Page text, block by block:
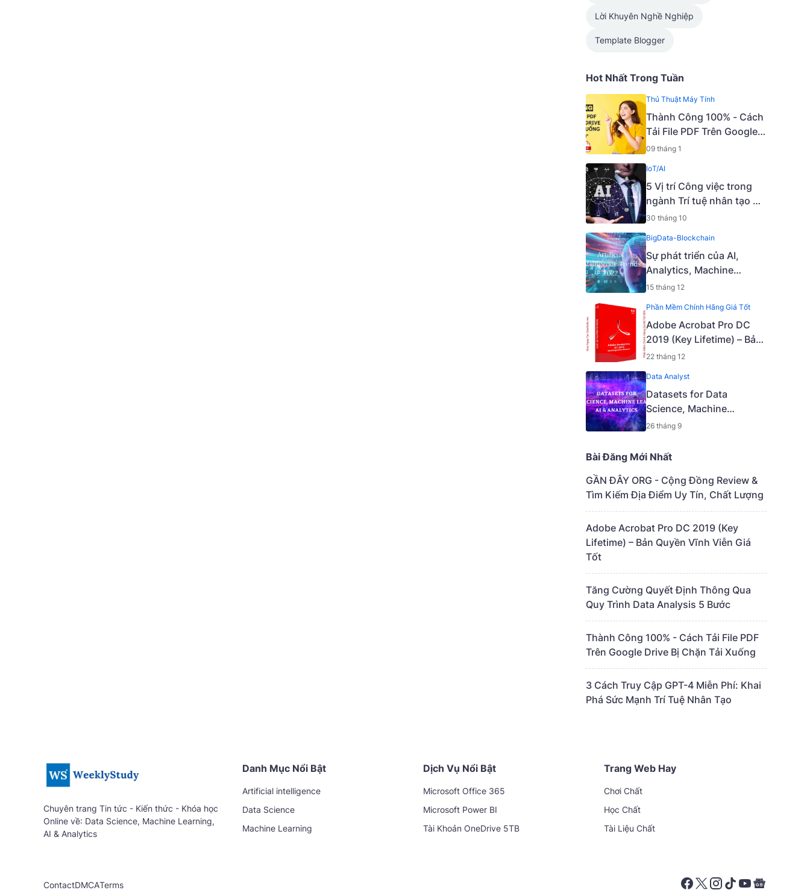
Lời Khuyên Nghề Nghiệp
Template Blogger
Hot Nhất Trong Tuần
Thủ Thuật Máy Tính
Thành Công 100% - Cách
Tải File PDF Trên Google
Drive Bị Chặn Tải Xuống
09 tháng 1
IoT/AI
5 Vị trí Công việc trong
ngành Trí tuệ nhân tạo AI
phổ biến nhất hiện nay.
30 tháng 10
BigData-Blockchain
Sự phát triển của AI,
Analytics, Machine
Learning, Data Science,
và các xu hướng chính
năm 2022
15 tháng 12
Phần Mềm Chính Hãng Giá Tốt
Adobe Acrobat Pro DC
2019 (Key Lifetime) – Bản
Quyền Vĩnh Viễn Giá Tốt
22 tháng 12
Data Analyst
Datasets for Data
Science, Machine
Learning, AI & Analytics
26 tháng 9
Bài Đăng Mới Nhất
GẦN ĐÂY ORG - Cộng Đồng Review &
Tìm Kiếm Địa Điểm Uy Tín, Chất Lượng
Adobe Acrobat Pro DC 2019 (Key
Lifetime) – Bản Quyền Vĩnh Viễn Giá
Tốt
Tăng Cường Quyết Định Thông Qua
Quy Trình Data Analysis 5 Bước
Thành Công 100% - Cách Tải File PDF
Trên Google Drive Bị Chặn Tải Xuống
3 Cách Truy Cập GPT-4 Miễn Phí: Khai
Phá Sức Mạnh Trí Tuệ Nhân Tạo
Chuyên trang Tin tức - Kiến thức - Khóa học
Online về: Data Science, Machine Learning,
AI & Analytics
Danh Mục Nổi Bật
Artificial intelligence
Data Science
Machine Learning
Dịch Vụ Nổi Bật
Microsoft Office 365
Microsoft Power BI
Tài Khoản OneDrive 5TB
Trang Web Hay
Chơi Chất
Học Chất
Tài Liệu Chất
ContactDMCATerms